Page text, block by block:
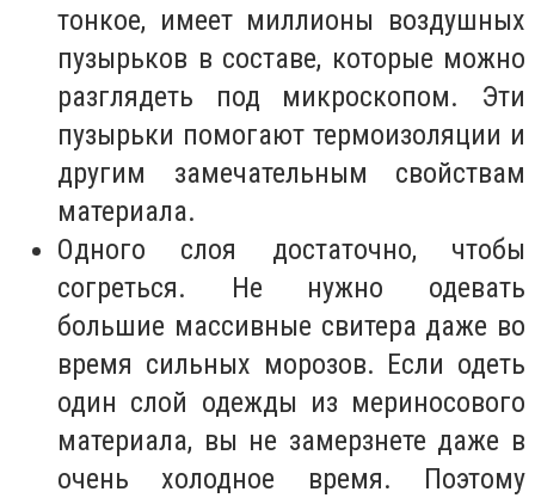
тонкое, имеет миллионы воздушных
пузырьков в составе, которые можно
разглядеть под микроскопом. Эти
пузырьки помогают термоизоляции и
другим замечательным свойствам
материала.
Одного слоя достаточно, чтобы
согреться. Не нужно одевать
большие массивные свитера даже во
время сильных морозов. Если одеть
один слой одежды из мериносового
материала, вы не замерзнете даже в
очень холодное время. Поэтому